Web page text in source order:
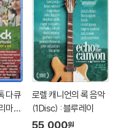
다큐
마스
레
로렐 캐니언의 록 음악
(1Disc) : 블루레이
55,000원